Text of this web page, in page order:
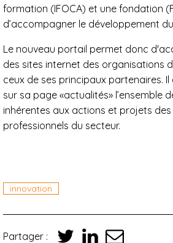
formation (IFOCA) et une fondation
d’accompagner le développement
Le nouveau portail permet donc
des sites internet des organisations
ceux de ses principaux partenaires.
sur sa page «actualités» l’ensemble
inhérentes aux actions et projets
professionnels du secteur.
innovation
Partager :